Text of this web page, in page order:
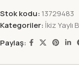
Stok kodu: 13729483
Kategoriler: İkiz Yaylı
Paylaş: